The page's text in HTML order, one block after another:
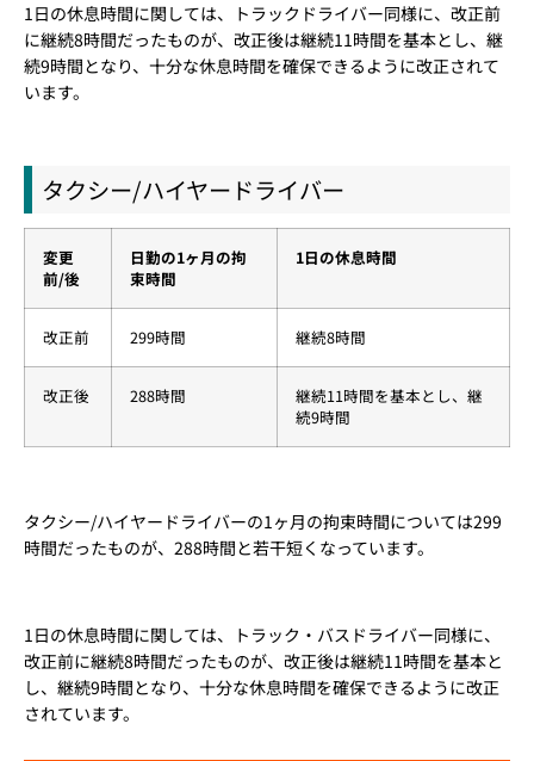
1日の休息時間に関しては、トラックドライバー同様に、改正前
に継続8時間だったものが、改正後は継続11時間を基本とし、継
続9時間となり、十分な休息時間を確保できるように改正されて
います。
タクシー/ハイヤードライバー
変更
前/後
日勤の1ヶ月の拘
束時間
1日の休息時間
改正前 299時間 継続8時間
改正後 288時間
継続11時間を基本とし、継
続9時間
タクシー/ハイヤードライバーの1ヶ月の拘束時間については299
時間だったものが、288時間と若干短くなっています。
1日の休息時間に関しては、トラック・バスドライバー同様に、
改正前に継続8時間だったものが、改正後は継続11時間を基本と
し、継続9時間となり、十分な休息時間を確保できるように改正
されています。